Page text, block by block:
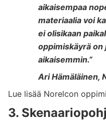
aikaisempaa
materiaalia voi
ei olisikaan
oppimiskäyrä
aikaisemmin.”
Ari Hämäläinen,
Lue lisää Norelcon
3.